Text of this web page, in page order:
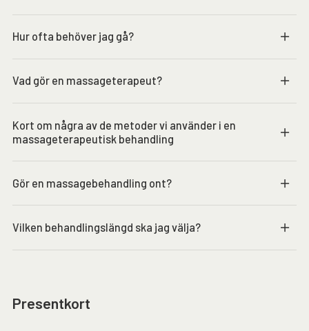
Hur ofta behöver jag gå?
Vad gör en massageterapeut?
Kort om några av de metoder vi använder i en
massageterapeutisk behandling
Gör en massagebehandling ont?
Vilken behandlingslängd ska jag välja?
Presentkort